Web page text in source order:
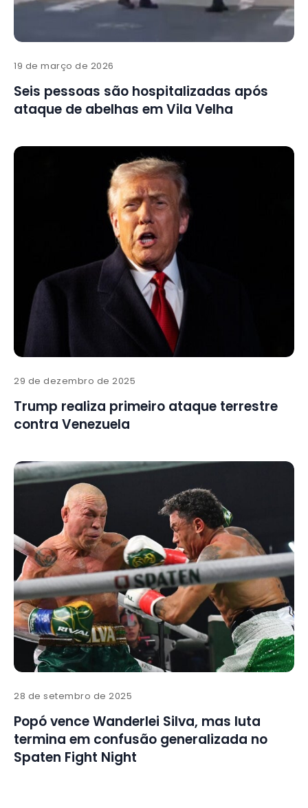
19 de março de 2026
Seis pessoas são hospitalizadas após
ataque de abelhas em Vila Velha
29 de dezembro de 2025
Trump realiza primeiro ataque terrestre
contra Venezuela
28 de setembro de 2025
Popó vence Wanderlei Silva, mas luta
termina em confusão generalizada no
Spaten Fight Night